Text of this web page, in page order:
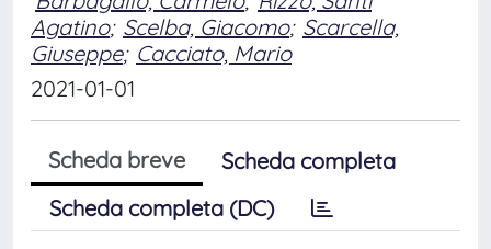
Agatino; Scelba, Giacomo; Scarcella,
Giuseppe; Cacciato, Mario
2021-01-01
Scheda breve
Scheda completa
Scheda completa (DC)